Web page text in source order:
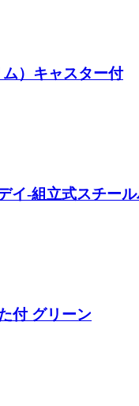
）キャスター付
-組立式スチール
付 グリーン